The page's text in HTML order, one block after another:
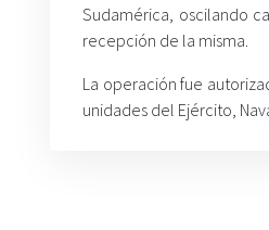
Sudamérica, oscilando
recepción de la misma.
La operación fue
unidades del Ejército,